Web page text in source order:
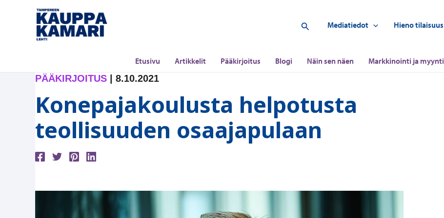
Hae Mediatiedot Hieno tilaisuus
Etusivu Artikkelit Pääkirjoitus Blogi Näin sen näen Markkinointi ja myynti
PÄÄKIRJOITUS | 8.10.2021
Konepajakoulusta helpotusta
teollisuuden osaajapulaan